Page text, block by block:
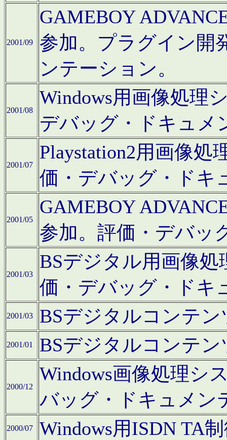
2001/09
GAMEBOY
参加。プラグイン開
ンテーション。
2001/08
Windows用画像処理
デバッグ・ドキュメ
2001/07
Playstation2用画像
価・デバッグ・ドキ
2001/05
GAMEBOY
参加。評価・デバッ
2001/03
BSデジタル用画像
価・デバッグ・ドキ
2001/03 BSデジタルコンテ
2001/01 BSデジタルコンテ
2000/12
Windows画像処理シ
バッグ・ドキュメン
2000/07 Windows用ISDN TA